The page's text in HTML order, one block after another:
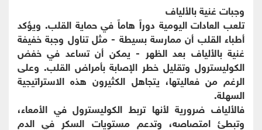
وجبات غنية بالألياف
تلعب العادات اليومية دوراً هاماً في حماية القلب. ويؤكد
أطباء القلب أن ممارسة بسيطة - مثل تناول وجبة خفيفة
غنية بالألياف بعد الظهر - يمكن أن تساعد في خفض
الكوليسترول وتقليل خطر الإصابة بأمراض القلب. وعلى
الرغم من فعاليتها، يتجاهل الكثيرون هذه الاستراتيجية
السهلة.
فالألياف ضرورية لأنها تربط الكوليسترول في الأمعاء،
وتبطئ امتصاصه، وتدعم مستويات السكر في الدم